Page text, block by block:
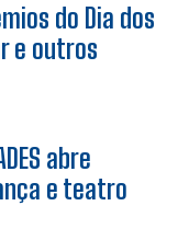
do Dia dos
e outros
abre
e teatro